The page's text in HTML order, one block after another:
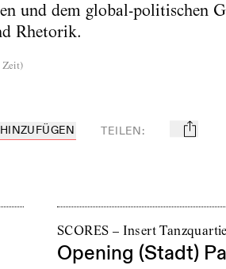
und dem global-politischen
Rhetorik.
Zeit)
TEILEN: mail
SCORES – Insert
Opening (Stadt)